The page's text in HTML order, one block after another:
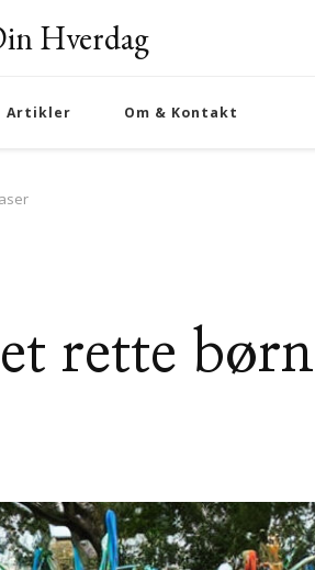
Hverdag
Artikler Om & Kontakt
rette